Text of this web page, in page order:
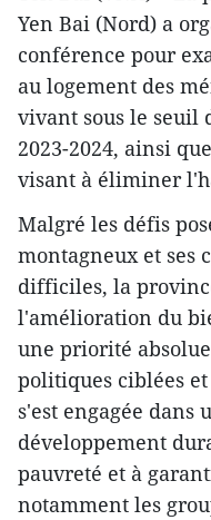
Yen Bai (Nord) a
conférence pour
au logement des
vivant sous le seuil
2023-2024, ainsi
visant à éliminer
Malgré les défis
montagneux et ses
difficiles, la
l'amélioration du
une priorité
politiques ciblées
s'est engagée dans
développement
pauvreté et à
notamment les